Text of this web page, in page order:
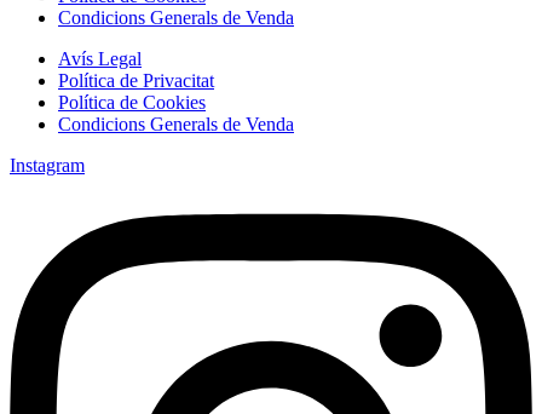
Condicions Generals de Venda
Avís Legal
Política de Privacitat
Política de Cookies
Condicions Generals de Venda
Instagram